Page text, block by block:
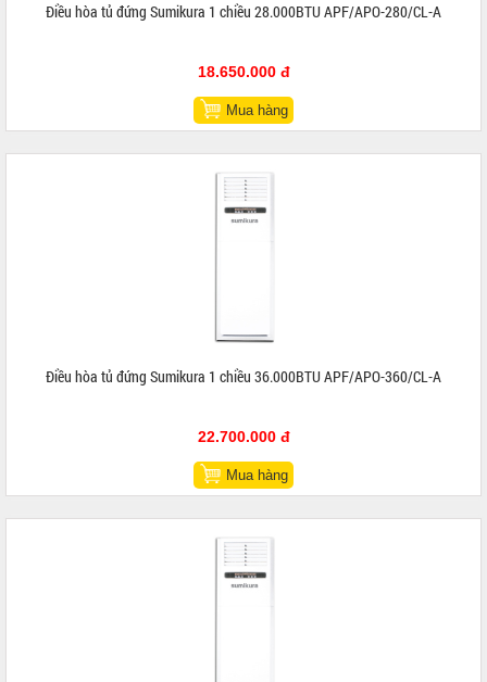
Điều hòa tủ đứng Sumikura 1 chiều 28.000BTU APF/APO-280/CL-A
18.650.000 đ
Mua hàng
Điều hòa tủ đứng Sumikura 1 chiều 36.000BTU APF/APO-360/CL-A
22.700.000 đ
Mua hàng